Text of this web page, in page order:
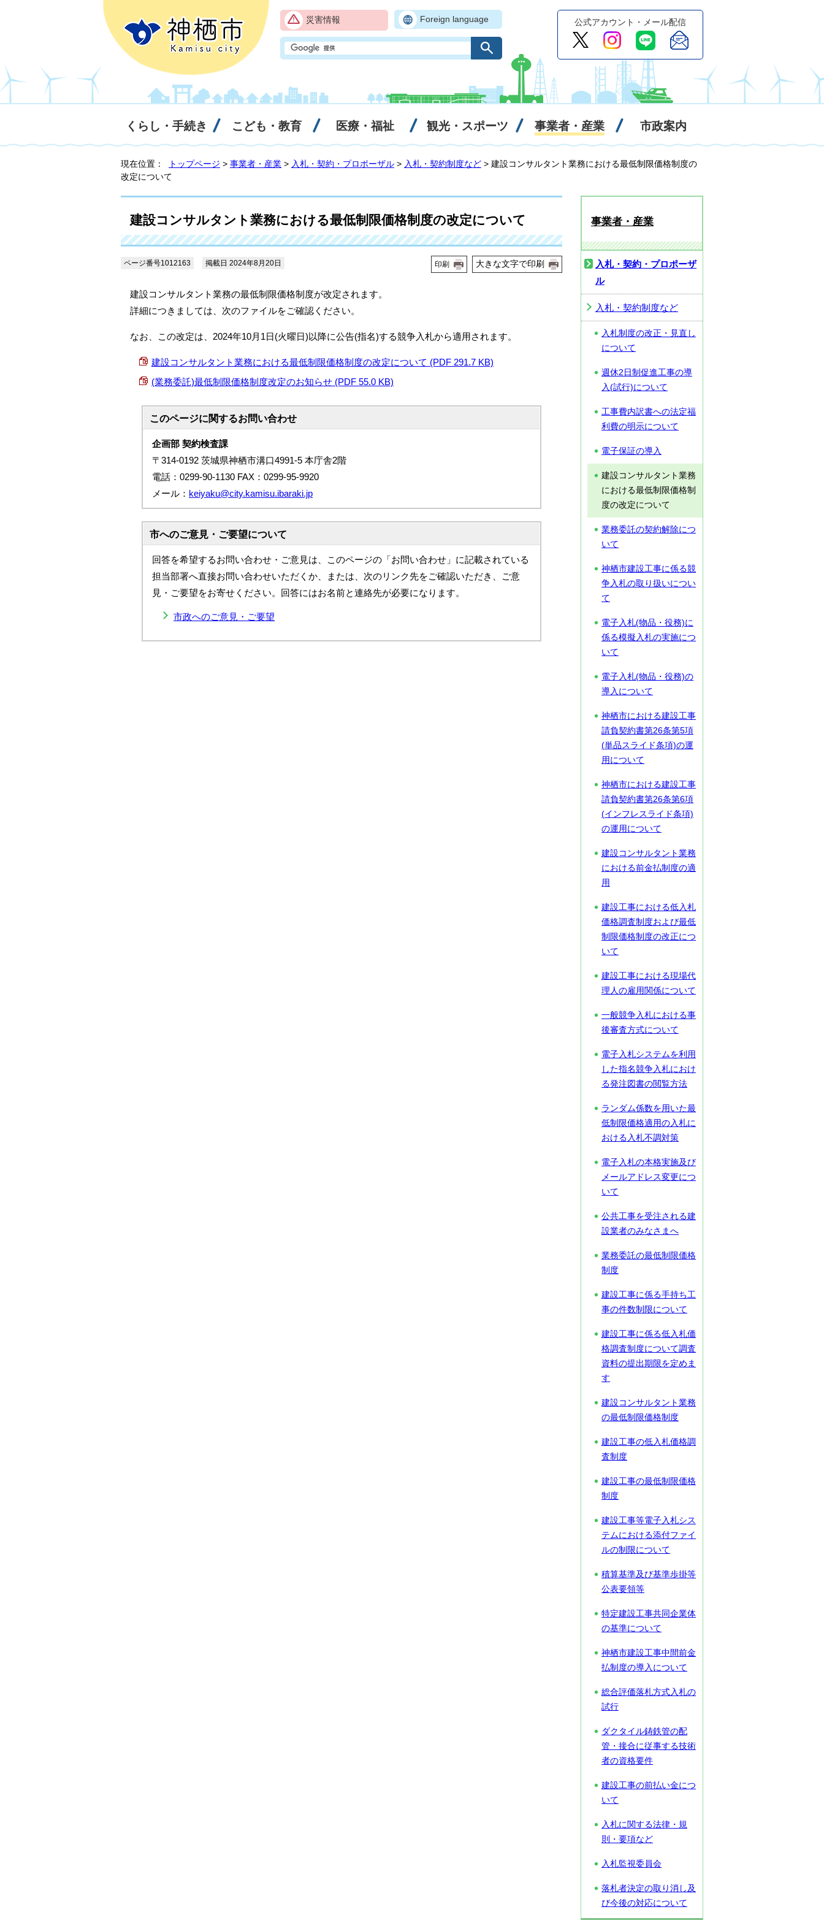
災害情報 Foreign language 公式アカウント・メール配信
くらし・手続き こども・教育 医療・福祉 観光・スポーツ 事業者・産業 市政案内
現在位置： トップページ > 事業者・産業 > 入札・契約・プロポーザル > 入札・契約制度など > 建設コンサルタント業務における最低制限価格制度の
改定について
建設コンサルタント業務における最低制限価格制度の改定について
ページ番号1012163 掲載日 2024年8月20日 印刷 大きな文字で印刷
建設コンサルタント業務の最低制限価格制度が改定されます。
詳細につきましては、次のファイルをご確認ください。
なお、この改定は、2024年10月1日(火曜日)以降に公告(指名)する競争入札から適用されます。
建設コンサルタント業務における最低制限価格制度の改定について (PDF 291.7 KB)
(業務委託)最低制限価格制度改定のお知らせ (PDF 55.0 KB)
このページに関するお問い合わせ
企画部 契約検査課
〒314-0192 茨城県神栖市溝口4991-5 本庁舎2階
電話：0299-90-1130 FAX：0299-95-9920
メール： keiyaku@city.kamisu.ibaraki.jp
市へのご意見・ご要望について
回答を希望するお問い合わせ・ご意見は、このページの「お問い合わせ」に記載されている
担当部署へ直接お問い合わせいただくか、または、次のリンク先をご確認いただき、ご意
見・ご要望をお寄せください。回答にはお名前と連絡先が必要になります。
市政へのご意見・ご要望
事業者・産業
入札・契約・プロポーザ
ル
入札・契約制度など
入札制度の改正・見直し
について
週休2日制促進工事の導
入(試行)について
工事費内訳書への法定福
利費の明示について
電子保証の導入
建設コンサルタント業務
における最低制限価格制
度の改定について
業務委託の契約解除につ
いて
神栖市建設工事に係る競
争入札の取り扱いについ
て
電子入札(物品・役務)に
係る模擬入札の実施につ
いて
電子入札(物品・役務)の
導入について
神栖市における建設工事
請負契約書第26条第5項
(単品スライド条項)の運
用について
神栖市における建設工事
請負契約書第26条第6項
(インフレスライド条項)
の運用について
建設コンサルタント業務
における前金払制度の適
用
建設工事における低入札
価格調査制度および最低
制限価格制度の改正につ
いて
建設工事における現場代
理人の雇用関係について
一般競争入札における事
後審査方式について
電子入札システムを利用
した指名競争入札におけ
る発注図書の閲覧方法
ランダム係数を用いた最
低制限価格適用の入札に
おける入札不調対策
電子入札の本格実施及び
メールアドレス変更につ
いて
公共工事を受注される建
設業者のみなさまへ
業務委託の最低制限価格
制度
建設工事に係る手持ち工
事の件数制限について
建設工事に係る低入札価
格調査制度について調査
資料の提出期限を定めま
す
建設コンサルタント業務
の最低制限価格制度
建設工事の低入札価格調
査制度
建設工事の最低制限価格
制度
建設工事等電子入札シス
テムにおける添付ファイ
ルの制限について
積算基準及び基準歩掛等
公表要領等
特定建設工事共同企業体
の基準について
神栖市建設工事中間前金
払制度の導入について
総合評価落札方式入札の
試行
ダクタイル鋳鉄管の配
管・接合に従事する技術
者の資格要件
建設工事の前払い金につ
いて
入札に関する法律・規
則・要項など
入札監視委員会
落札者決定の取り消し及
び今後の対応について